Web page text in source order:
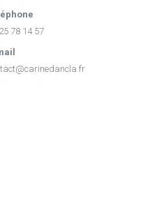
78 14 57